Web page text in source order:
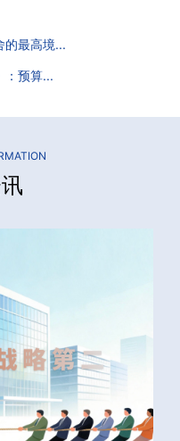
的最高境...
：预算...